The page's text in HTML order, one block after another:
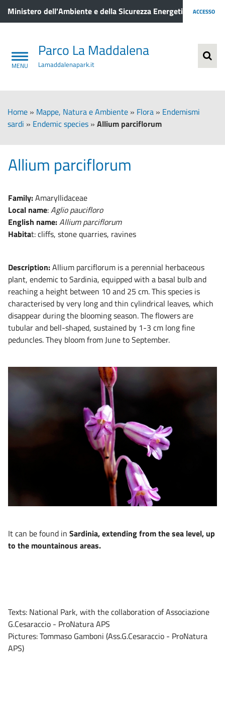
Ministero dell'Ambiente e della Sicurezza Energetica ACCESSO
Parco La Maddalena
Lamaddalenapark.it
Home » Mappe, Natura e Ambiente » Flora » Endemismi
sardi » Endemic species » Allium parciflorum
Allium parciflorum
Family:Amaryllidaceae
Local name:Aglio paucifloro
English name:Allium parciflorum
Habitat: cliffs, stone quarries, ravines
Description:Allium parciflorum is a perennial herbaceous
plant, endemic to Sardinia, equipped with a basal bulb and
reaching a height between 10 and 25 cm. This species is
characterised by very long and thin cylindrical leaves, which
disappear during the blooming season. The flowers are
tubular and bell-shaped, sustained by 1-3 cm long fine
peduncles. They bloom from June to September.
It can be found in Sardinia, extending from the sea level, up
to the mountainous areas.
Texts: National Park, with the collaboration of Associazione
G.Cesaraccio - ProNatura APS
Pictures: Tommaso Gamboni (Ass.G.Cesaraccio - ProNatura
APS)